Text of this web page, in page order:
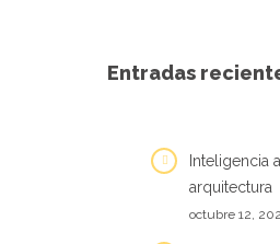
Entradas
Inteligencia
arquitectura
octubre 12,